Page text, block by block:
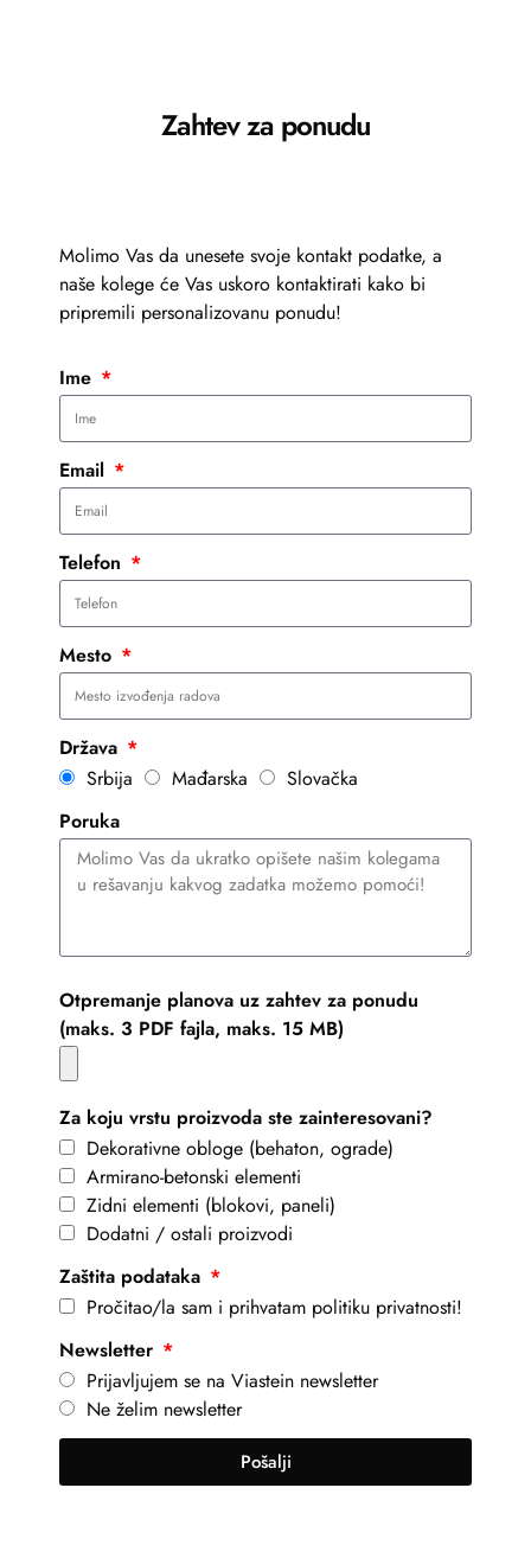
Zahtev za ponudu
Molimo Vas da unesete svoje kontakt podatke, a
naše kolege će Vas uskoro kontaktirati kako bi
pripremili personalizovanu ponudu!
Ime
Email
Telefon
Mesto
Država
Srbija
Mađarska
Slovačka
Poruka
Otpremanje planova uz zahtev za ponudu
(maks. 3 PDF fajla, maks. 15 MB)
Za koju vrstu proizvoda ste zainteresovani?
Dekorativne obloge (behaton, ograde)
Armirano-betonski elementi
Zidni elementi (blokovi, paneli)
Dodatni / ostali proizvodi
Zaštita podataka
Pročitao/la sam i prihvatam politiku privatnosti!
Newsletter
Prijavljujem se na Viastein newsletter
Ne želim newsletter
Pošalji